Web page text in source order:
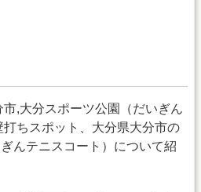
,大分スポーツ公園（だいぎん
ちスポット、大分県大分市の
んテニスコート）について紹